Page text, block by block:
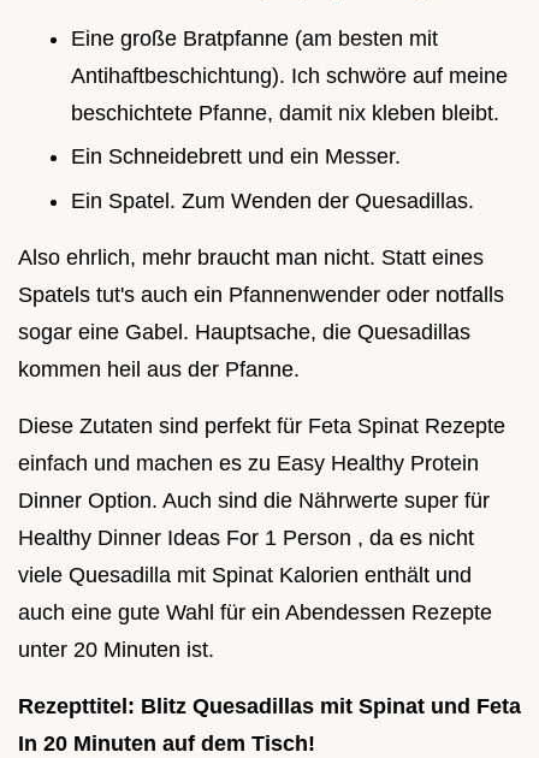
Eine große Bratpfanne (am besten mit
Antihaftbeschichtung). Ich schwöre auf meine
beschichtete Pfanne, damit nix kleben bleibt.
Ein Schneidebrett und ein Messer.
Ein Spatel. Zum Wenden der Quesadillas.
Also ehrlich, mehr braucht man nicht. Statt eines
Spatels tut's auch ein Pfannenwender oder notfalls
sogar eine Gabel. Hauptsache, die Quesadillas
kommen heil aus der Pfanne.
Diese Zutaten sind perfekt für Feta Spinat Rezepte
einfach und machen es zu Easy Healthy Protein
Dinner Option. Auch sind die Nährwerte super für
Healthy Dinner Ideas For 1 Person , da es nicht
viele Quesadilla mit Spinat Kalorien enthält und
auch eine gute Wahl für ein Abendessen Rezepte
unter 20 Minuten ist.
Rezepttitel: Blitz Quesadillas mit Spinat und Feta
In 20 Minuten auf dem Tisch!